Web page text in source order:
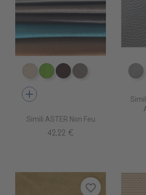
EP0020 COVE
EP0100 GREEN
EP0060 BROWN
EP0030 SYLVER
add
Simili ASTER Non Feu
42,22 €
favorite_border